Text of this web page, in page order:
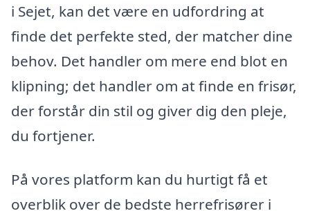
i Sejet, kan det være en udfordring at
finde det perfekte sted, der matcher dine
behov. Det handler om mere end blot en
klipning; det handler om at finde en frisør,
der forstår din stil og giver dig den pleje,
du fortjener.
På vores platform kan du hurtigt få et
overblik over de bedste herrefrisører i